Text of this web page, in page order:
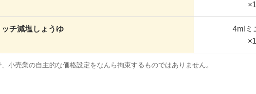
チ減塩しょうゆ
4mlミ
小売業の自主的な価格設定をなんら拘束するものではありません。